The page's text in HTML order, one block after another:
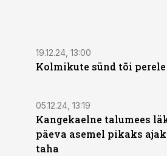
19.12.24, 13:00
Kolmikute sünd tõi
05.12.24, 13:19
Kangekaelne talumees
päeva asemel pikaks
taha